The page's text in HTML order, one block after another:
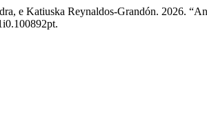
e Katiuska Reynaldos-Grandón. 2026.